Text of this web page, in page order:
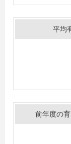
平均
前年度の